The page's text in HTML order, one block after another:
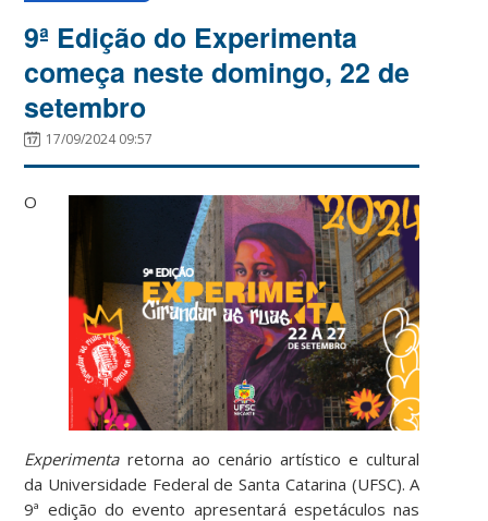
9ª Edição do Experimenta
começa neste domingo, 22 de
setembro
17/09/2024 09:57
O
Experimentaretorna ao cenário artístico e cultural
da Universidade Federal de Santa Catarina (UFSC). A
9ª edição do evento apresentará espetáculos nas